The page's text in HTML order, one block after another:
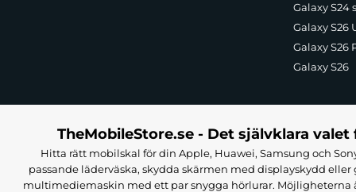
Galaxy S24
Galaxy S26
Galaxy S26
Galaxy S26
TheMobileStore.se - Det självklara
Hitta rätt mobilskal för din Apple, Huawei, Samsung och
passande läderväska, skydda skärmen med displayskydd
multimediemaskin med ett par snygga hörlurar. Möjligheterna